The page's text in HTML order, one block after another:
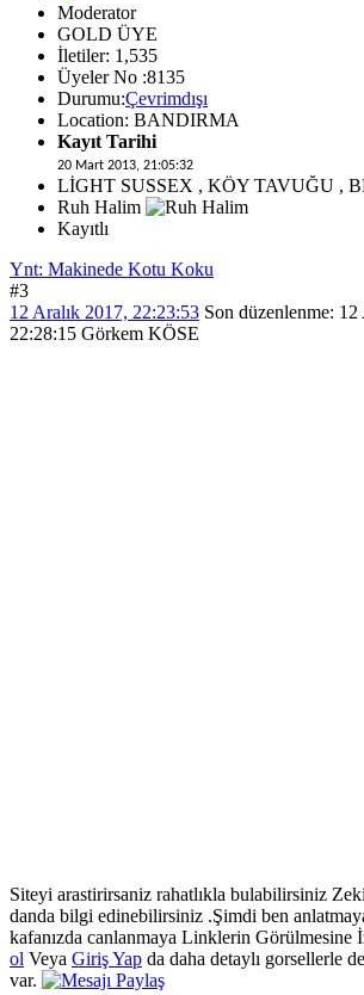
Moderator
GOLD ÜYE
İletiler: 1,535
Üyeler No :8135
Durumu:Çevrimdışı
Location: BANDIRMA
Kayıt Tarihi
20 Mart 2013, 21:05:32
LİGHT SUSSEX , KÖY TAVUĞU ,
Ruh Halim
Kayıtlı
Ynt: Makinede Kotu Koku
#3
12 Aralık 2017, 22:23:53 Son düzenlenme: 12
22:28:15 Görkem KÖSE
Siteyi arastirirsaniz rahatlıkla bulabilirsiniz
danda bilgi edinebilirsiniz .Şimdi ben
kafanızda canlanmaya Linklerin Görülmesine
ol Veya Giriş Yap da daha detaylı gorsellerle
var.